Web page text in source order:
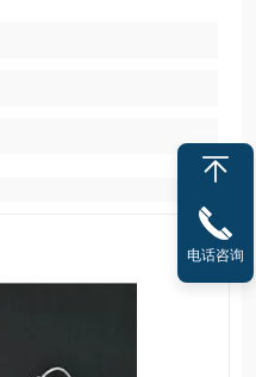
，满足小鼠、大鼠等动物的
气采样与流量闭环控制系
比性。
电话咨询